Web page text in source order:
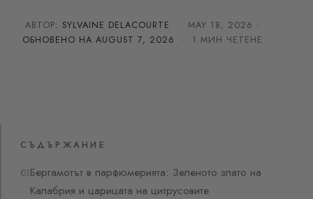
АВТОР: SYLVAINE DELACOURTE · MAY 18, 2026 ·
ОБНОВЕНО НА AUGUST 7, 2026 · 1 МИН ЧЕТЕНЕ
СЪДЪРЖАНИЕ
Бергамотът в парфюмерията: Зеленото злато на
Калабрия и царицата на цитрусовите